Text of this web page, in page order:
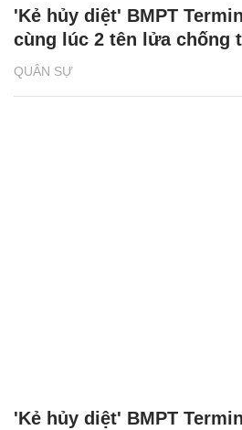
QUÂN SỰ
'Kẻ hủy diệt' BMPT
cùng lúc 2 tên lửa chống
'Kẻ hủy diệt' BMPT